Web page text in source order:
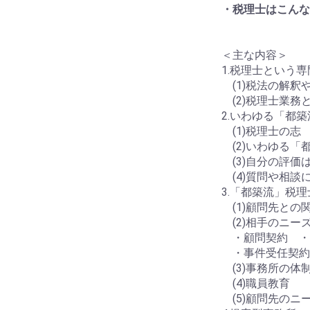
・税理士はこん
＜主な内容＞
1.税理士という
(1)税法の解釈
(2)税理士業務
2.いわゆる「都
(1)税理士の志
(2)いわゆる「
(3)自分の評価
(4)質問や相談
3.「都築流」税
(1)顧問先との
(2)相手のニー
・顧問契約 ・
・事件受任契
(3)事務所の
(4)職員教育
(5)顧問先のニ